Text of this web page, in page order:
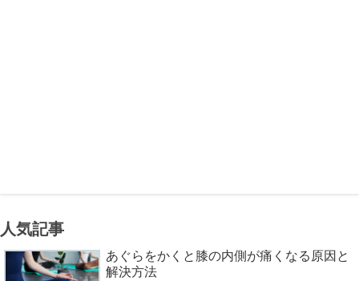
人気記事
あぐらをかくと膝の内側が痛くなる原因と
解決方法